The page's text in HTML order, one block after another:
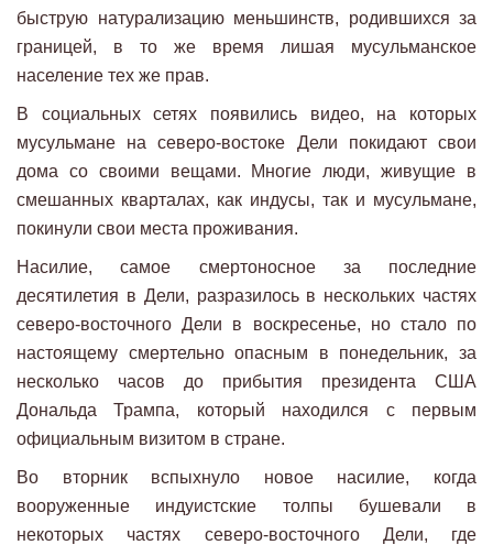
быструю натурализацию меньшинств, родившихся за
границей, в то же время лишая мусульманское
население тех же прав.
В социальных сетях появились видео, на которых
мусульмане на северо-востоке Дели покидают свои
дома со своими вещами. Многие люди, живущие в
смешанных кварталах, как индусы, так и мусульмане,
покинули свои места проживания.
Насилие, самое смертоносное за последние
десятилетия в Дели, разразилось в нескольких частях
северо-восточного Дели в воскресенье, но стало по
настоящему смертельно опасным в понедельник, за
несколько часов до прибытия президента США
Дональда Трампа, который находился с первым
официальным визитом в стране.
Во вторник вспыхнуло новое насилие, когда
вооруженные индуистские толпы бушевали в
некоторых частях северо-восточного Дели, где